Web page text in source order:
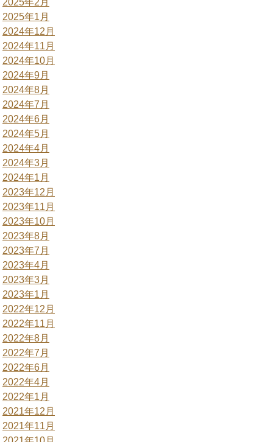
2025年2月
2025年1月
2024年12月
2024年11月
2024年10月
2024年9月
2024年8月
2024年7月
2024年6月
2024年5月
2024年4月
2024年3月
2024年1月
2023年12月
2023年11月
2023年10月
2023年8月
2023年7月
2023年4月
2023年3月
2023年1月
2022年12月
2022年11月
2022年8月
2022年7月
2022年6月
2022年4月
2022年1月
2021年12月
2021年11月